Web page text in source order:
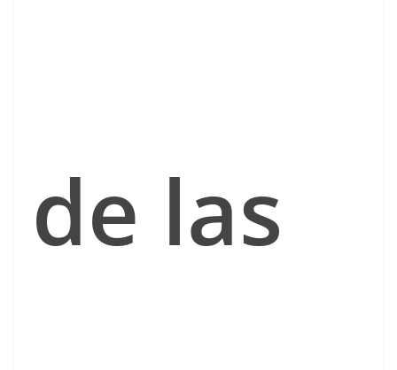
de las